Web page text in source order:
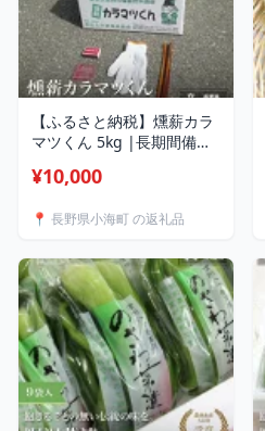
【ふるさと納税】燻薪カラ
マツくん 5kg |長期間備蓄
ンプ アウトド アカラマツ
¥10,000
📍 長野県小海町 の返礼品